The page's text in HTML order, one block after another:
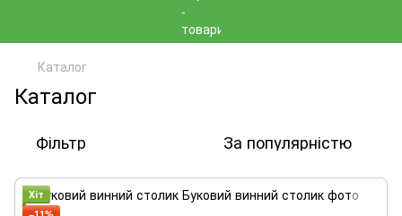
Каталог
Каталог
Фільтр За популярністю
Хіт